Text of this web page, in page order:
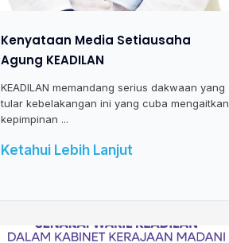
Kenyataan Media Setiausaha
Agung KEADILAN
KEADILAN memandang serius dakwaan yang
tular kebelakangan ini yang cuba mengaitkan
kepimpinan ...
Ketahui Lebih Lanjut